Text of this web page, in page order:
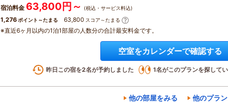
宿泊料金 63,800円～ (税込・サービス料込)
1,276 ポイント～たまる 63,800 スコア～たまる
※直近6ヶ月以内の1泊1部屋の人数分の合計最安料金です。
空室をカレンダーで確認する
昨日この宿を2名が予約しました 1名がこのプランを探して
他の部屋をみる 他のプラ